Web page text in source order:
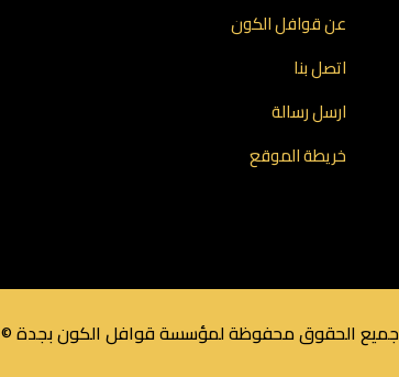
عن قوافل الكون
اتصل بنا
ارسل رسالة
خريطة الموقع
جميع الحقوق محفوظة لمؤسسة قوافل الكون بجدة © 2025